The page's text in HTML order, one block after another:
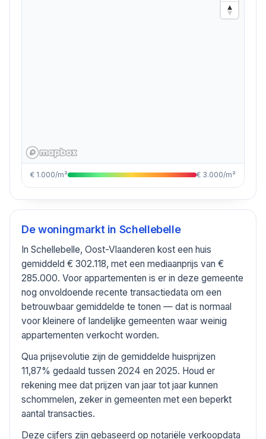
€ 1.000/m² € 3.000/m²
De woningmarkt in Schellebelle
In Schellebelle, Oost-Vlaanderen kost een huis
gemiddeld € 302.118, met een mediaanprijs van €
285.000. Voor appartementen is er in deze gemeente
nog onvoldoende recente transactiedata om een
betrouwbaar gemiddelde te tonen — dat is normaal
voor kleinere of landelijke gemeenten waar weinig
appartementen verkocht worden.
Qua prijsevolutie zijn de gemiddelde huisprijzen
11,87% gedaald tussen 2024 en 2025. Houd er
rekening mee dat prijzen van jaar tot jaar kunnen
schommelen, zeker in gemeenten met een beperkt
aantal transacties.
Deze cijfers zijn gebaseerd op notariële verkoopdata